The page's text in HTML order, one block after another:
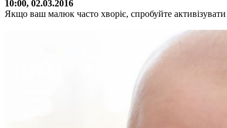
10:00, 02.03.2016
Якщо ваш малюк часто хворіє, спробуйте